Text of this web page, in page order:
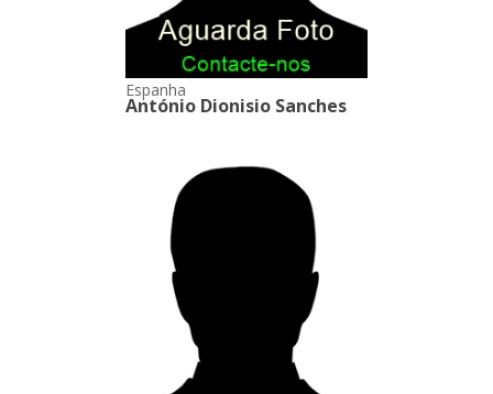
Espanha
António Dionisio Sanches